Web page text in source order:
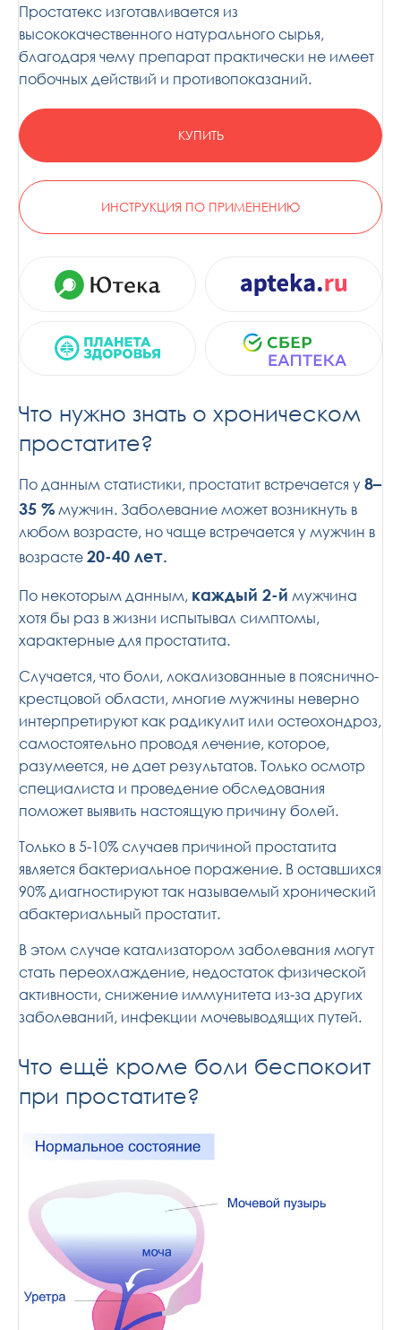
Простатекс изготавливается из
высококачественного натурального сырья,
благодаря чему препарат практически не имеет
побочных действий и противопоказаний.
КУПИТЬ
ИНСТРУКЦИЯ ПО ПРИМЕНЕНИЮ
Что нужно знать о хроническом
простатите?
По данным статистики, простатит встречается у 8–
35 % мужчин. Заболевание может возникнуть в
любом возрасте, но чаще встречается у мужчин в
возрасте 20-40 лет.
По некоторым данным, каждый 2-й мужчина
хотя бы раз в жизни испытывал симптомы,
характерные для простатита.
Случается, что боли, локализованные в пояснично-
крестцовой области, многие мужчины неверно
интерпретируют как радикулит или остеохондроз,
самостоятельно проводя лечение, которое,
разумеется, не дает результатов. Только осмотр
специалиста и проведение обследования
поможет выявить настоящую причину болей.
Только в 5-10% случаев причиной простатита
является бактериальное поражение. В оставшихся
90% диагностируют так называемый хронический
абактериальный простатит.
В этом случае катализатором заболевания могут
стать переохлаждение, недостаток физической
активности, снижение иммунитета из-за других
заболеваний, инфекции мочевыводящих путей.
Что ещё кроме боли беспокоит
при простатите?